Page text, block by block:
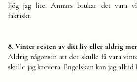
ljög jag lite. Annars brukar det vara
faktiskt.
8. Vinter resten av ditt liv eller aldrig
Aldrig någonsin att det skulle få vara
skulle jag krevera. Engelskan kan jag alltid